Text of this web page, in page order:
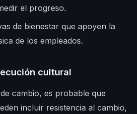
el progreso.
de bienestar que apoyen la
de los empleados.
cultural
cambio, es probable que
incluir resistencia al cambio,